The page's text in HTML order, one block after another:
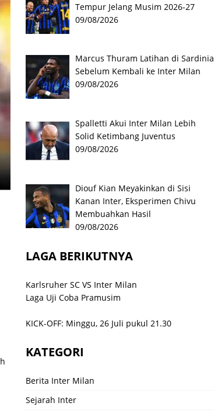
Tempur Jelang Musim 2026-27
09/08/2026
Marcus Thuram Latihan di Sardinia
Sebelum Kembali ke Inter Milan
09/08/2026
Spalletti Akui Inter Milan Lebih
Solid Ketimbang Juventus
09/08/2026
Diouf Kian Meyakinkan di Sisi
Kanan Inter, Eksperimen Chivu
Membuahkan Hasil
09/08/2026
LAGA BERIKUTNYA
Karlsruher SC VS Inter Milan
Laga Uji Coba Pramusim
KICK-OFF: Minggu, 26 Juli pukul 21.30
KATEGORI
Berita Inter Milan
Sejarah Inter